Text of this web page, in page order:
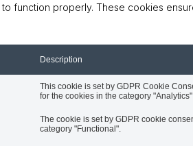
function properly. These cookies
Description
This cookie is set by GDPR Cookie
for the cookies in the category "Analytics".
The cookie is set by GDPR cookie
category "Functional".